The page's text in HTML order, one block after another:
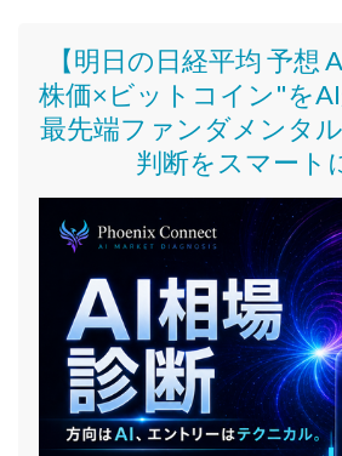
【明日の日経平均 予想
株価×ビットコイン"を
最先端ファンダメンタ
判断をスマート